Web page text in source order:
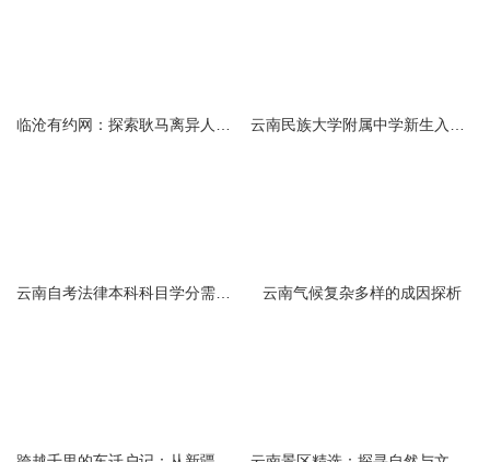
云南气候复杂多样的成因探析